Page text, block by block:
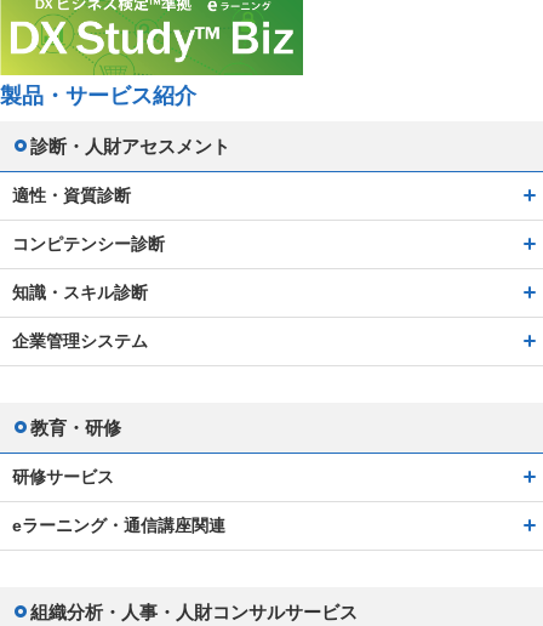
製品・サービス紹介
診断・人財アセスメント
適性・資質診断
コンピテンシー診断
知識・スキル診断
企業管理システム
教育・研修
研修サービス
eラーニング・通信講座関連
組織分析・人事・人財コンサルサービス